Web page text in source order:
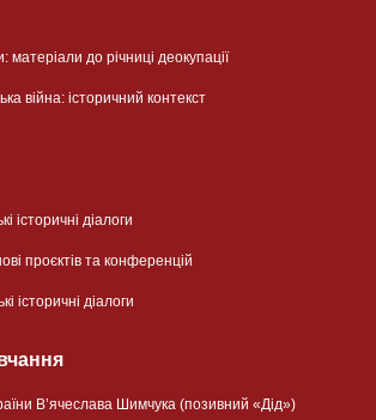
матеріали до річниці деокупації
війна: історичний контекст
історичні діалоги
проєктів та конференцій
історичні діалоги
В’ячеслава Шимчука (позивний «Дід»)